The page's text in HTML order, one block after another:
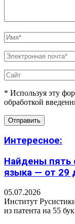
* Используя эту
обработкой
Интересное:
Найдены пять
языка — от 29
05.07.2026
Институт
из патента на 55